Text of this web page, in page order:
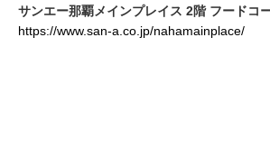
サンエー那覇メインプレイス 2階 フードコ
https://www.san-a.co.jp/nahamainplace/